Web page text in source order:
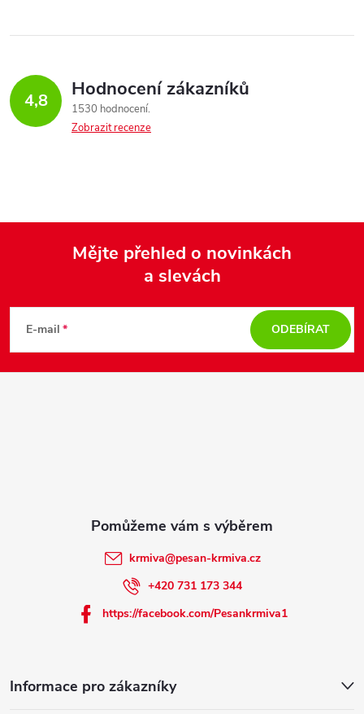
4,8 Hodnocení zákazníků
1530 hodnocení
Zobrazit recenze
p
Mějte přehled o novinkách
a slevách
E-mail ODEBÍRAT
Informace pro zákazníky
krmiva@pesan-krmiva.cz
+420 731 173 344
https://facebook.com/Pesankrmiva1